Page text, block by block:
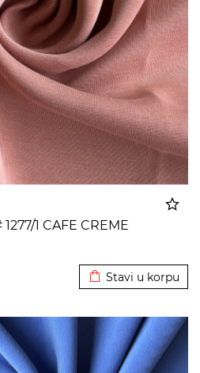
1 CAFE CREME
Stavi u korpu